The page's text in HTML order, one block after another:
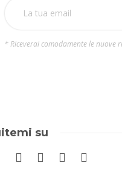
* Riceverai comodamente le nuove
su